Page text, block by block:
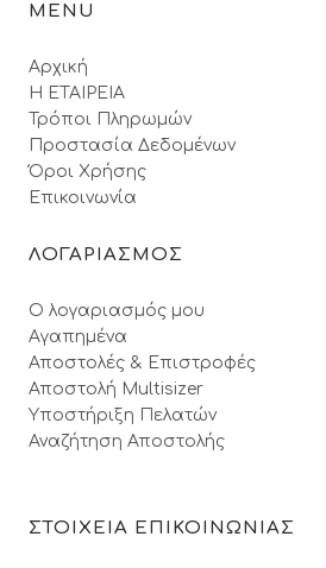
MENU
Αρχική
Η ΕΤΑΙΡΕΙΑ
Τρόποι Πληρωμών
Προστασία Δεδομένων
Όροι Xρήσης
Επικοινωνία
ΛΟΓΑΡΙΑΣΜΟΣ
Ο λογαριασμός μου
Αγαπημένα
Αποστολές & Επιστροφές
Αποστολή Multisizer
Υποστήριξη Πελατών
Αναζήτηση Αποστολής
ΣΤΟΙΧΕΙΑ ΕΠΙΚΟΙΝΩΝΙΑΣ